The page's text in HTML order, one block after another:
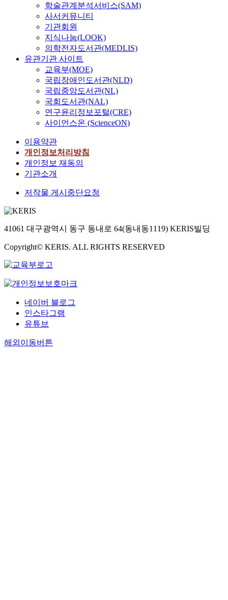
학술관계분석서비스(SAM)
사서커뮤니티
기관회원
지식나눔(LOOK)
의학전자도서관(MEDLIS)
유관기관 사이트
교육부(MOE)
국립장애인도서관(NLD)
국립중앙도서관(NL)
국회도서관(NAL)
연구윤리정보포털(CRE)
사이언스온 (ScienceON)
이용약관
개인정보처리방침
개인정보 재동의
기관소개
저작물 게시중단요청
41061 대구광역시 동구 동내로 64(동내동1119) KERIS빌딩
Copyright© KERIS. ALL RIGHTS RESERVED
네이버 블로그
인스타그램
유튜브
해외이동버튼